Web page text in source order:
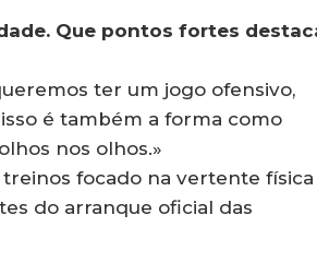
Que pontos fortes
ter um jogo ofensivo,
é também a forma como
nos olhos.»
focado na vertente física
do arranque oficial das